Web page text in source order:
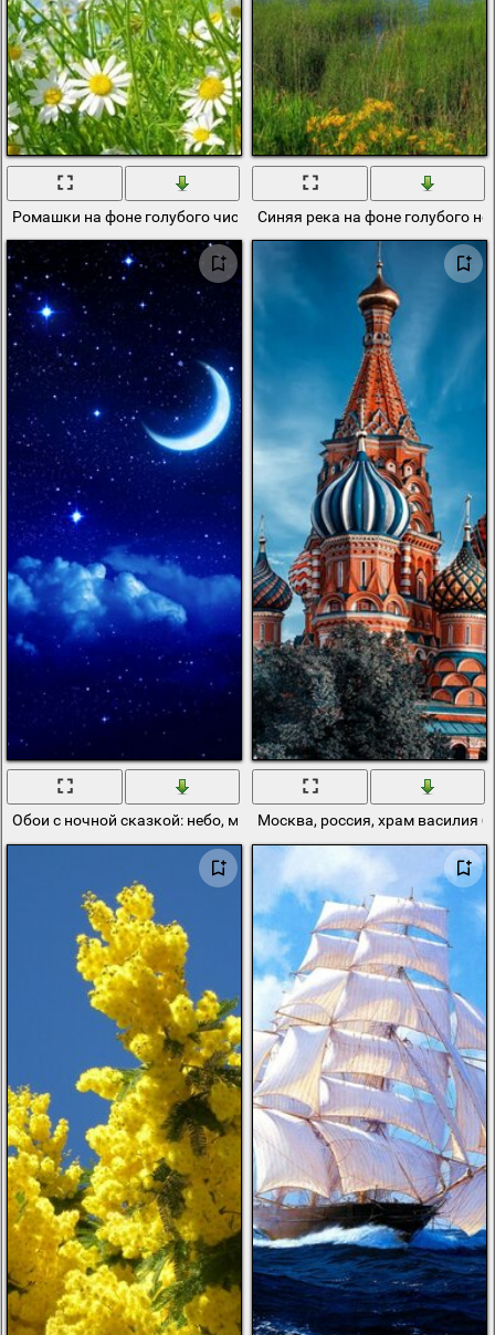
Ромашки на фоне голубого чистого небаСиняя река на фоне голубого
Обои с ночной сказкой: небо, месяц, облакаМосква, россия, храм василия